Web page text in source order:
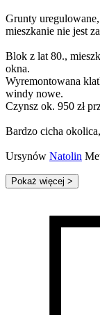
Grunty
mieszkanie nie jest
Blok z lat 80.,
okna.
Wyremontowana
windy nowe.
Czynsz ok. 950 zł
Bardzo cicha
Ursynów Natolin
Pokaż więcej >